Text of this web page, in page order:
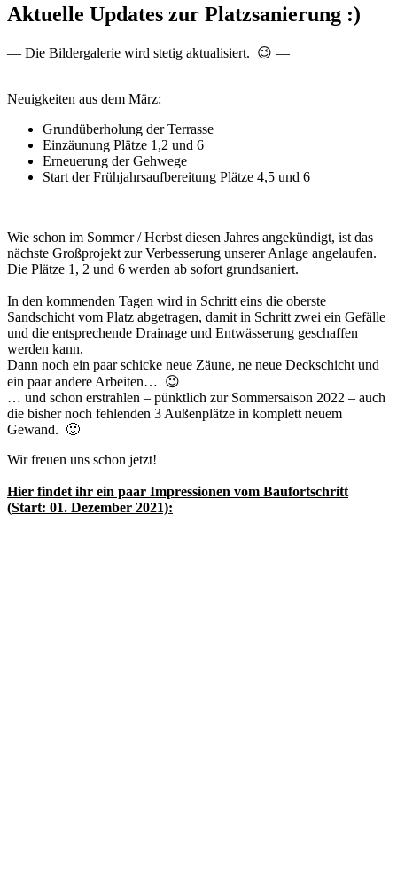
Aktuelle Updates zur Platzsanierung :)
— Die Bildergalerie wird stetig aktualisiert. 😉 —
Neuigkeiten aus dem März:
Grundüberholung der Terrasse
Einzäunung Plätze 1,2 und 6
Erneuerung der Gehwege
Start der Frühjahrsaufbereitung Plätze 4,5 und 6
Wie schon im Sommer / Herbst diesen Jahres angekündigt, ist das
nächste Großprojekt zur Verbesserung unserer Anlage angelaufen.
Die Plätze 1, 2 und 6 werden ab sofort grundsaniert.
In den kommenden Tagen wird in Schritt eins die oberste
Sandschicht vom Platz abgetragen, damit in Schritt zwei ein Gefälle
und die entsprechende Drainage und Entwässerung geschaffen
werden kann.
Dann noch ein paar schicke neue Zäune, ne neue Deckschicht und
ein paar andere Arbeiten… 😉
… und schon erstrahlen – pünktlich zur Sommersaison 2022 – auch
die bisher noch fehlenden 3 Außenplätze in komplett neuem
Gewand. 🙂
Wir freuen uns schon jetzt!
Hier findet ihr ein paar Impressionen vom Baufortschritt
(Start: 01. Dezember 2021):